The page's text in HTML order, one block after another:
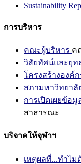
Sustainability
การบริหาร
คณะผู้บริหาร ค
วิสัยทัศน์และยุท
โครงสร้างองค์ก
สภามหาวิทยาลั
การเปิดเผยข้อ
สาธารณะ
บริจาคให้จุฬาฯ
เหตุผลที่...ทำไม